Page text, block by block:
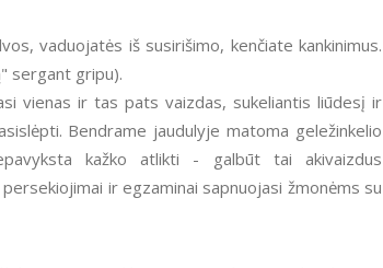
vaduojatės iš susirišimo, kenčiate kankinimus.
sergant gripu).
vienas ir tas pats vaizdas, sukeliantis liūdesį ir
Bendrame jaudulyje matoma geležinkelio
kažko atlikti - galbūt tai akivaizdus
ir egzaminai sapnuojasi žmonėms su